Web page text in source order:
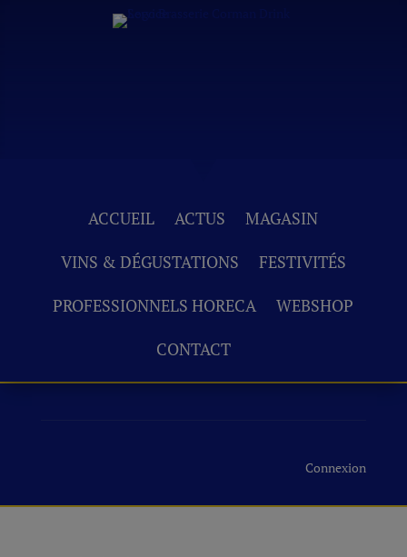
ACCUEIL ACTUS
MAGASIN
VINS & DÉGUSTATIONS
FESTIVITÉS
PROFESSIONNELS HORECA
WEBSHOP
CONTACT
Connexion